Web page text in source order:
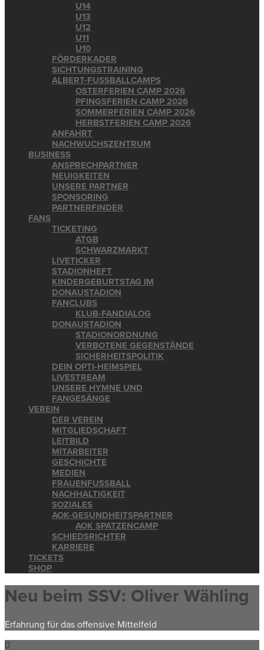
U14
U13
U12
U11
U10
FÖRDERKADER
SICHTUNGSTRAINING
ALBERT-FUSSBALLCAMPS
OSTERFERIEN CAMP 2026
PFINGSFERIEN CAMP 2026
SOMMERFERIEN CAMP 2026
HERBSTFERIEN CAMP 2026
ANFAHRT
NACHWUCHSZENTRUM
BUSINESS
ANSPRECHPARTNER
NEUIGKEITEN
UNSERE PARTNER
SPONSORING
PARTNERFINDER
FANS
TICKETING
ATGB
SCHWARZMARKT
LIVETICKER
STADIONHEFT
KINDERGEBURTSTAG IM
DONAUSTADION
FANCLUBS
KLUB-FANDIALOG
DONAUSTADION
STADIONORDNUNG
VERBOTENE GEGENSTÄNDE
SICHERHEITSPOLITIK
DEIN OPTI-HEIMSPIEL
LIVESTREAM
UNSERE HYMNE UND
FANGESÄNGE
VEREIN
DER VEREIN
MITGLIEDSCHAFT
LEITBILD
MITARBEITER
GESCHICHTE
MEDIEN
FRAUENFUSSBALL
NACHHALTIGKEIT
SOZIALES
AOK-GESUNDHEITSPARTNER
AOK SPATZENCAMP
SCHIEDSRICHTER
KARRIERE
TICKETS
SHOP
Neu beim SSV: Oliver Wähling
Erfahrung für das offensive Mittelfeld